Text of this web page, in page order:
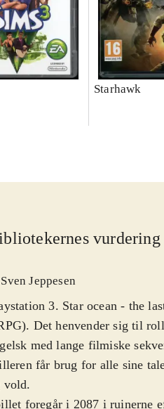
Starhawk
vurdering
Sven Jeppesen
3. Star ocean - the
Det henvender sig til
med lange filmiske
får brug for alle sine
vold.
foregår i 2087 i ruinerne